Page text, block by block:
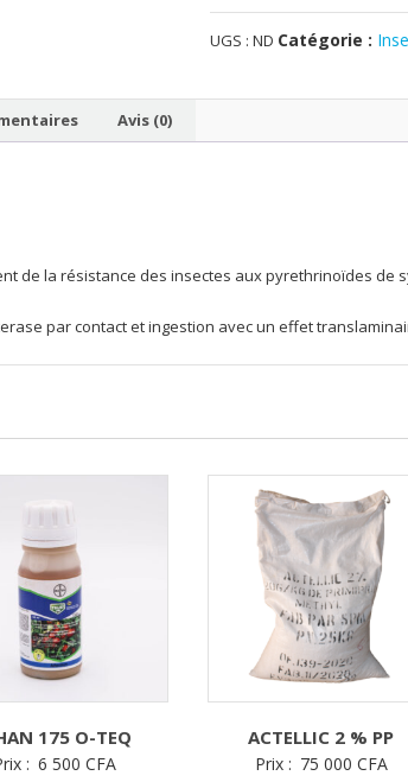
EC
UGS :ND Catégorie :
Avis (0)
de la résistance des insectes aux pyrethrinoïdes de
par contact et ingestion avec un effet
175 O-TEQ
: 6 500 CFA
ACTELLIC 2 % PP
Prix : 75 000 CFA